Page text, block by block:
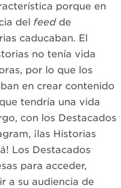
porque en
del feedde
caducaban. El
no tenía vida
por lo que los
en crear contenido
tendría una vida
con los Destacados
¡las Historias
Los Destacados
para acceder,
a su audiencia de